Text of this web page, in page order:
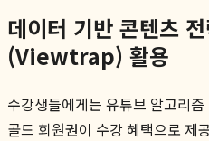
데이터 기반 콘텐츠
(Viewtrap) 활용
수강생들에게는 유튜브 알고리
골드 회원권이 수강 혜택으로 제